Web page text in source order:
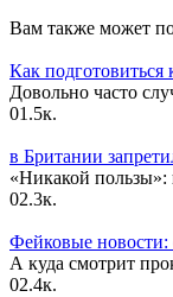
Вам также может
Как подготовиться
Довольно часто
01.5к.
в Британии
«Никакой пользы»:
02.3к.
Фейковые новости:
А куда смотрит
02.4к.